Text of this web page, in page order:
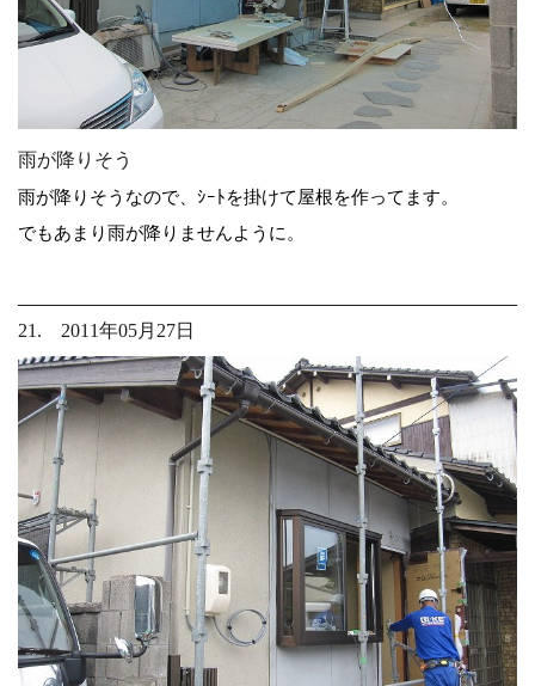
雨が降りそう
雨が降りそうなので、ｼｰﾄを掛けて屋根を作ってます。
でもあまり雨が降りませんように。
21. 2011年05月27日